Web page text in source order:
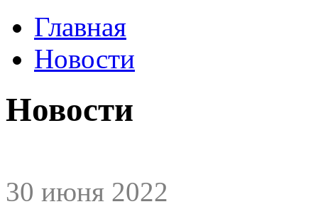
Главная
Новости
Новости
30 июня 2022